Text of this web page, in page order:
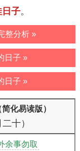
日子。
整分析 »
日子 »
日子 »
化易读版）
十）
余事勿取